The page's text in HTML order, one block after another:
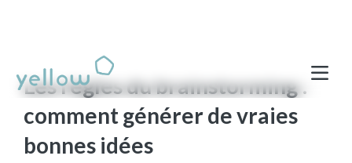
Les règles du brainstorming :
comment générer de vraies
bonnes idées